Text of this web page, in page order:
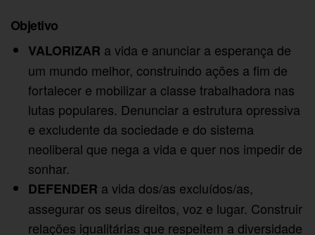
Objetivo
VALORIZAR a vida e anunciar a esperança de
um mundo melhor, construindo ações a fim de
fortalecer e mobilizar a classe trabalhadora nas
lutas populares. Denunciar a estrutura opressiva
e excludente da sociedade e do sistema
neoliberal que nega a vida e quer nos impedir de
sonhar.
DEFENDER a vida dos/as excluídos/as,
assegurar os seus direitos, voz e lugar. Construir
relações igualitárias que respeitem a diversidade